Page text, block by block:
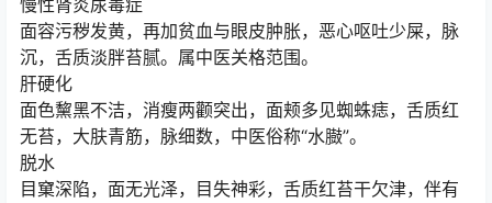
慢性肾炎尿毒症
面容污秽发黄，再加贫血与眼皮肿胀，恶心呕吐少屎，脉
沉，舌质淡胖苔腻。属中医关格范围。
肝硬化
面色黧黑不洁，消瘦两颧突出，面颊多见蜘蛛痣，舌质红
无苔，大肤青筋，脉细数，中医俗称“水臌”。
脱水
目窠深陷，面无光泽，目失神彩，舌质红苔干欠津，伴有